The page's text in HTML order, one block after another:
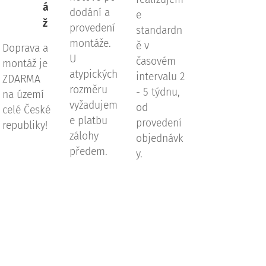
á
ž
Doprava a
montáž je
ZDARMA
na území
celé České
republiky!
dodání a
provedení
montáže.
U
atypických
rozměru
vyžadujem
e platbu
zálohy
předem.
e
standardn
ě v
časovém
intervalu 2
- 5 týdnu,
od
provedení
objednávk
y.